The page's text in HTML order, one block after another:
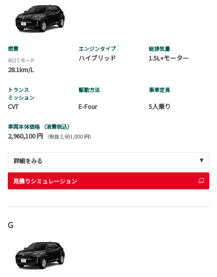
燃費
WLTCモード
28.1km/L
エンジンタイプ
ハイブリッド
総排気量
1.5L+モーター
トランス
ミッション
CVT
駆動方法
E-Four
乗車定員
5人乗り
車両本体価格 （消費税込）
2,960,100 円 （税抜 2,691,000 円）
詳細をみる
見積りシミュレーション
G